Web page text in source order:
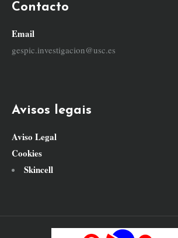
Contacto
Email
gespic.investigacion@usc.es
Avisos legais
Aviso Legal
Cookies
Skincell